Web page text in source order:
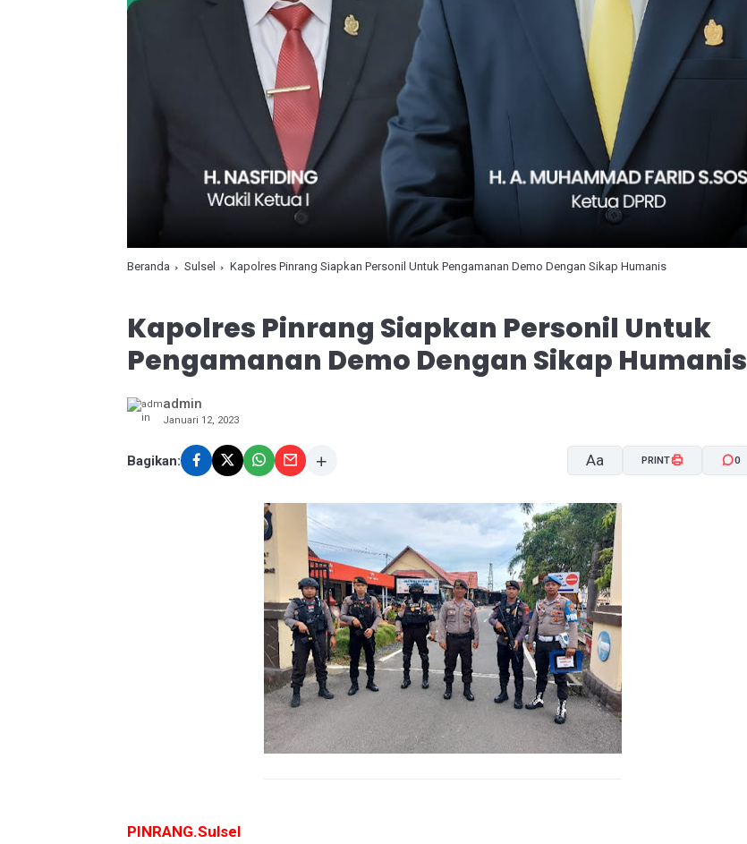
Beranda Sulsel Kapolres Pinrang Siapkan Personil Untuk Pengamanan Demo Dengan Sikap Humanis
Kapolres Pinrang Siapkan Personil Untuk
Pengamanan Demo Dengan Sikap Humanis
admin
Januari 12, 2023
Bagikan: Aa PRINT 0
PINRANG.Sulsel